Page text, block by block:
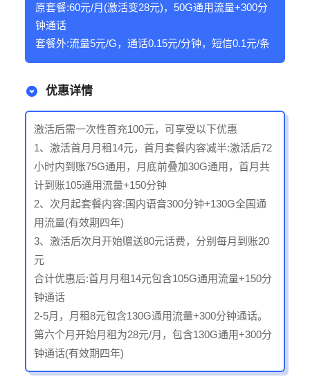
原套餐:60元/月(激活变28元)，50G通用流量+300分
钟通话
套餐外:流量5元/G，通话0.15元/分钟，短信0.1元/条
优惠详情
激活后需一次性首充100元，可享受以下优惠
1、激活首月月租14元，首月套餐内容减半:激活后72
小时内到账75G通用，月底前叠加30G通用，首月共
计到账105通用流量+150分钟
2、次月起套餐内容:国内语音300分钟+130G全国通
用流量(有效期四年)
3、激活后次月开始赠送80元话费，分别每月到账20
元
合计优惠后:首月月租14元包含105G通用流量+150分
钟通话
2-5月，月租8元包含130G通用流量+300分钟通话。
第六个月开始月租为28元/月，包含130G通用+300分
钟通话(有效期四年)